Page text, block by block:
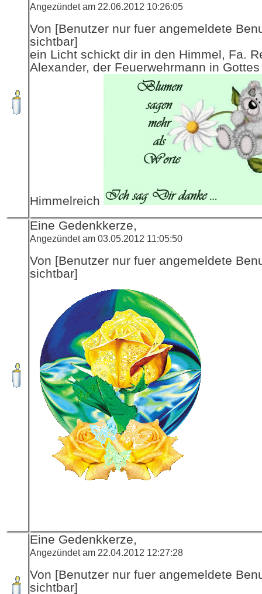
Angezündet am 22.06.2012 10:26:05
Von [Benutzer nur fuer angemeldete
sichtbar]
ein Licht schickt dir in den Himmel, Fa.
Alexander, der Feuerwehrmann in Gottes
Himmelreich
Eine Gedenkkerze,
Angezündet am 03.05.2012 11:05:50
Von [Benutzer nur fuer angemeldete
sichtbar]
Eine Gedenkkerze,
Angezündet am 22.04.2012 12:27:28
Von [Benutzer nur fuer angemeldete
sichtbar]